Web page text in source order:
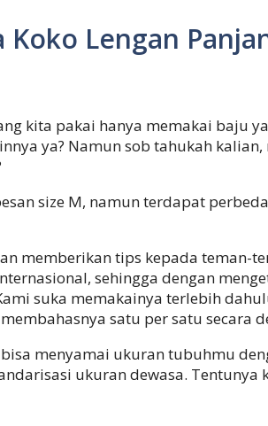
Koko Lengan
kita pakai hanya memakai baju
ya? Namun sob tahukah
size M, namun terdapat
memberikan tips kepada
sehingga dengan
suka memakainya terlebih
satu per satu secara
menyamai ukuran tubuhmu
ukuran dewasa.